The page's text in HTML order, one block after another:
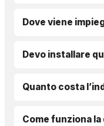
Dove viene
Devo installare
Quanto costa
Come funziona